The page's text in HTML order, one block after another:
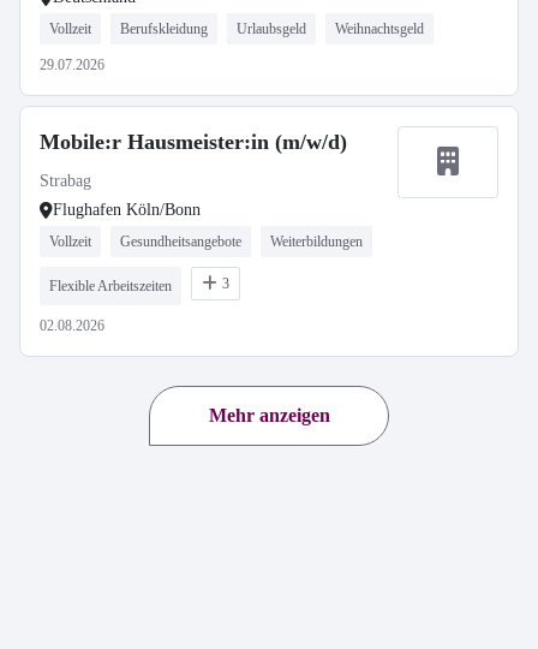
Vollzeit Berufskleidung Urlaubsgeld Weihnachtsgeld
29.07.2026
Mobile:r Hausmeister:in (m/w/d)
Strabag
Flughafen Köln/Bonn
Vollzeit Gesundheitsangebote Weiterbildungen
Flexible Arbeitszeiten 3
02.08.2026
Mehr anzeigen